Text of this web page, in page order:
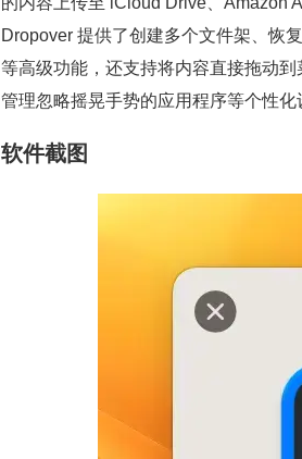
Dropover 提供了创建多个文件架、恢
等高级功能，还支持将内容直接拖动
管理忽略摇晃手势的应用程序等个性
软件截图